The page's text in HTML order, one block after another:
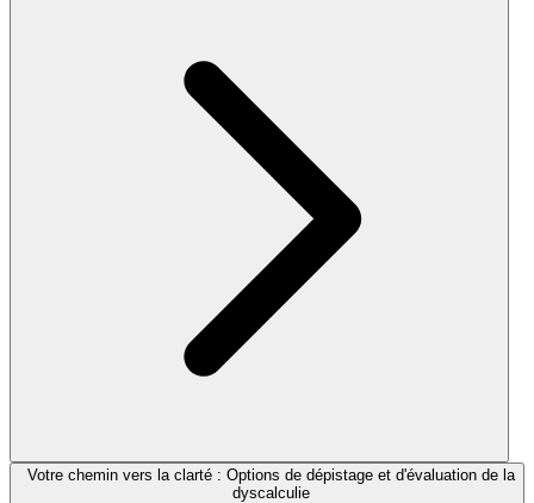
Votre chemin vers la clarté : Options de dépistage et d'évaluation de la
dyscalculie